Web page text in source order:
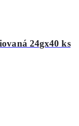
24gx40 ks